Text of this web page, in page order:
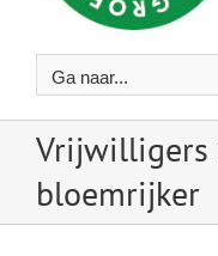
Ga naar...
Vrijwilligers
bloemrijker